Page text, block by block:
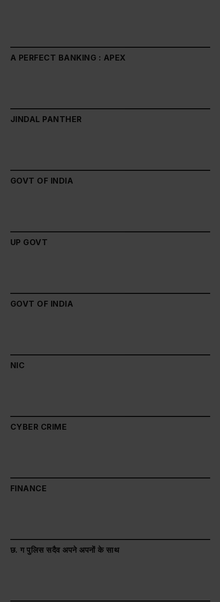
A PERFECT BANKING : APEX
JINDAL PANTHER
GOVT OF INDIA
UP GOVT
GOVT OF INDIA
NIC
CYBER CRIME
FINANCE
छ. ग पुलिस सदैव अपने अपनों के साथ